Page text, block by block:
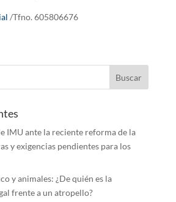
/Tfno. 605806676
IMU ante la reciente reforma de la
y exigencias pendientes para los
y animales: ¿De quién es la
frente a un atropello?